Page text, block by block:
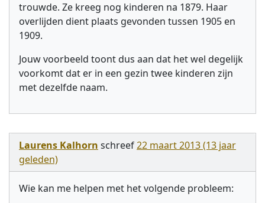
trouwde. Ze kreeg nog kinderen na 1879. Haar
overlijden dient plaats gevonden tussen 1905 en
1909.
Jouw voorbeeld toont dus aan dat het wel degelijk
voorkomt dat er in een gezin twee kinderen zijn
met dezelfde naam.
Laurens Kalhorn schreef22 maart 2013 (13 jaar
geleden)
Wie kan me helpen met het volgende probleem: